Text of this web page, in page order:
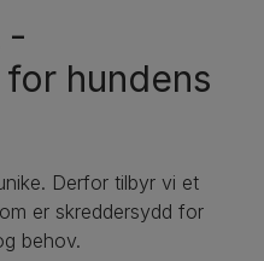
-
hundens
Derfor tilbyr vi et
er skreddersydd for
behov.